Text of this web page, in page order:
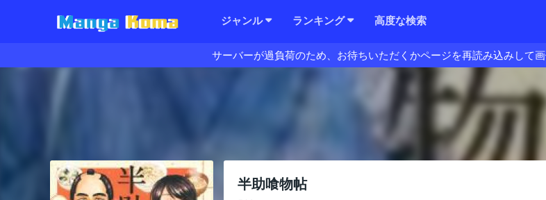
ジャンル ランキング 高度な検索
サーバーが過負荷のため、お待ちいただくかページを再読み込みして
半助喰物帖